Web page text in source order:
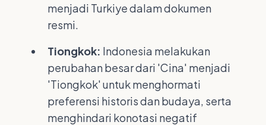
menjadi Turkiye dalam dokumen
resmi.
Tiongkok: Indonesia melakukan
perubahan besar dari 'Cina' menjadi
'Tiongkok' untuk menghormati
preferensi historis dan budaya, serta
menghindari konotasi negatif